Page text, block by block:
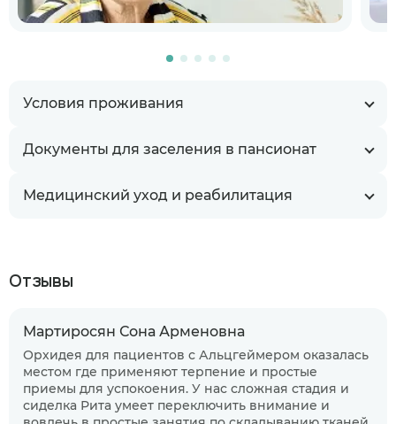
Условия проживания
Документы для заселения в пансионат
Медицинский уход и реабилитация
Отзывы
Мартиросян Сона Арменовна
Орхидея для пациентов с Альцгеймером оказалась
местом где применяют терпение и простые
приемы для успокоения. У нас сложная стадия и
сиделка Рита умеет переключить внимание и